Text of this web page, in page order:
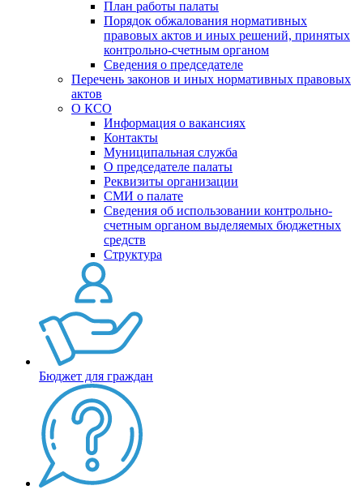
План работы палаты
Порядок обжалования нормативных
правовых актов и иных решений, принятых
контрольно-счетным органом
Сведения о председателе
Перечень законов и иных нормативных правовых
актов
О КСО
Информация о вакансиях
Контакты
Муниципальная служба
О председателе палаты
Реквизиты организации
СМИ о палате
Сведения об использовании контрольно-
счетным органом выделяемых бюджетных
средств
Структура
Бюджет для граждан